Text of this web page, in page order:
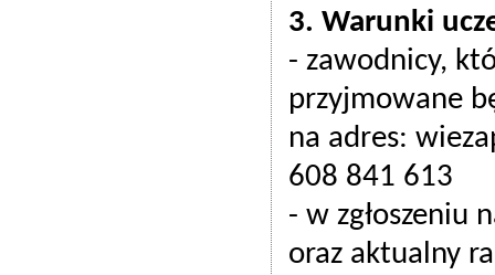
3. Warunki
- zawodnicy,
przyjmowane
na adres:
608 841 613
- w zgłoszeniu
oraz aktualny